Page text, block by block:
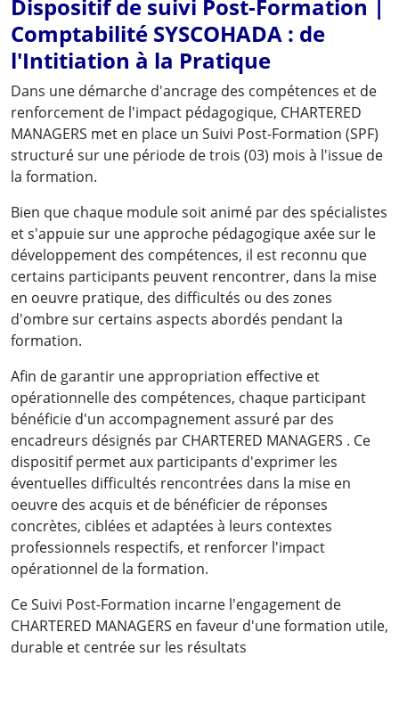
Dispositif de suivi Post-Formation |
Comptabilité SYSCOHADA : de
l'Intitiation à la Pratique
Dans une démarche d'ancrage des compétences et de
renforcement de l'impact pédagogique, CHARTERED
MANAGERS met en place un Suivi Post-Formation (SPF)
structuré sur une période de trois (03) mois à l'issue de
la formation.
Bien que chaque module soit animé par des spécialistes
et s'appuie sur une approche pédagogique axée sur le
développement des compétences, il est reconnu que
certains participants peuvent rencontrer, dans la mise
en oeuvre pratique, des difficultés ou des zones
d'ombre sur certains aspects abordés pendant la
formation.
Afin de garantir une appropriation effective et
opérationnelle des compétences, chaque participant
bénéficie d'un accompagnement assuré par des
encadreurs désignés par CHARTERED MANAGERS . Ce
dispositif permet aux participants d'exprimer les
éventuelles difficultés rencontrées dans la mise en
oeuvre des acquis et de bénéficier de réponses
concrètes, ciblées et adaptées à leurs contextes
professionnels respectifs, et renforcer l'impact
opérationnel de la formation.
Ce Suivi Post-Formation incarne l'engagement de
CHARTERED MANAGERS en faveur d'une formation utile,
durable et centrée sur les résultats